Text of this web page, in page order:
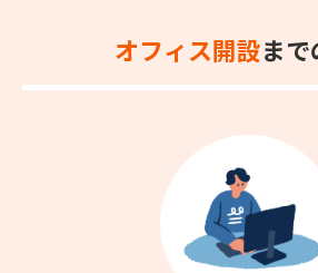
オフィス開設ま